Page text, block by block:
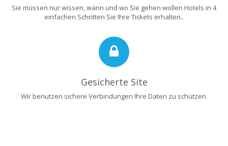
Sie müssen nur wissen, wann und wo Sie gehen wollen Hotels in 4
einfachen Schritten Sie Ihre Tickets erhalten..
Gesicherte Site
Wir benutzen sichere Verbindungen Ihre Daten zu schützen.